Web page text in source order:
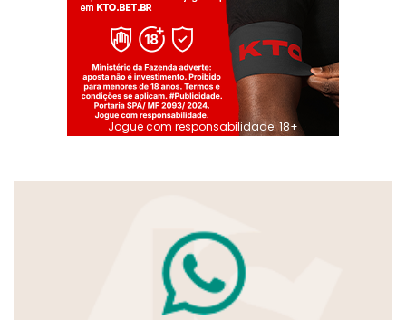
Jogue com responsabilidade. 18+